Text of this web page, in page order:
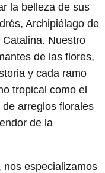
la belleza de sus
Archipiélago de
Nuestro
de las flores,
y cada ramo
tropical como el
arreglos florales
de la
nos especializamos